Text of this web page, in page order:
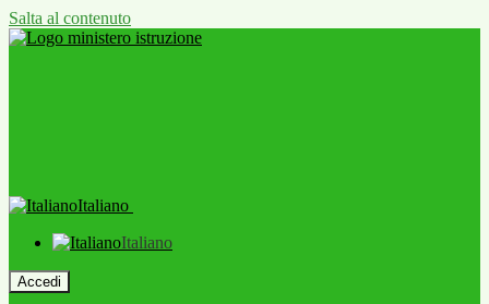
Salta al contenuto
Italiano
Italiano
Accedi